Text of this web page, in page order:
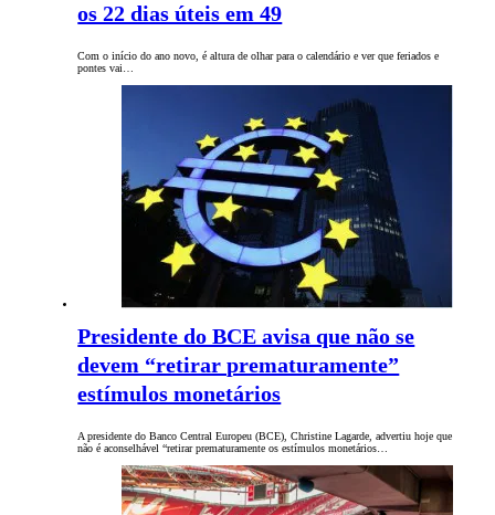
os 22 dias úteis em 49
Com o início do ano novo, é altura de olhar para o calendário e ver que feriados e
pontes vai…
Presidente do BCE avisa que não se
devem “retirar prematuramente”
estímulos monetários
A presidente do Banco Central Europeu (BCE), Christine Lagarde, advertiu hoje que
não é aconselhável “retirar prematuramente os estímulos monetários…